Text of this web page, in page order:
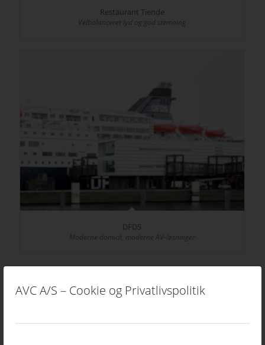
AVC A/S – Cookie og Privatlivspolitik
Restaurant Tiende
Velbalanceret lyd og god stemning
DFDS
Moderne domicil, moderne AV-løsninger